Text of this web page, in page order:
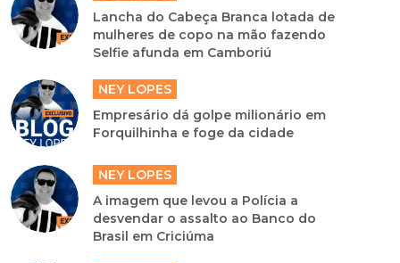
Lancha do Cabeça Branca lotada de
mulheres de copo na mão fazendo
Selfie afunda em Camboriú
NEY LOPES
Empresário dá golpe milionário em
Forquilhinha e foge da cidade
NEY LOPES
A imagem que levou a Polícia a
desvendar o assalto ao Banco do
Brasil em Criciúma